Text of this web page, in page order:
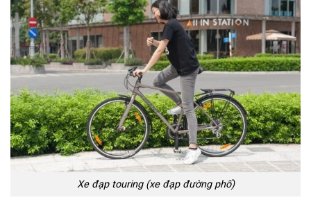
Xe đạp touring (xe đạp đường phố)